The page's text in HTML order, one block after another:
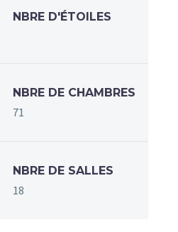
NBRE D'ÉTOILES
NBRE DE CHAMBRES
71
NBRE DE SALLES
18